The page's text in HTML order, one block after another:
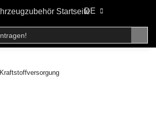
DE
Kraftstoffversorgung